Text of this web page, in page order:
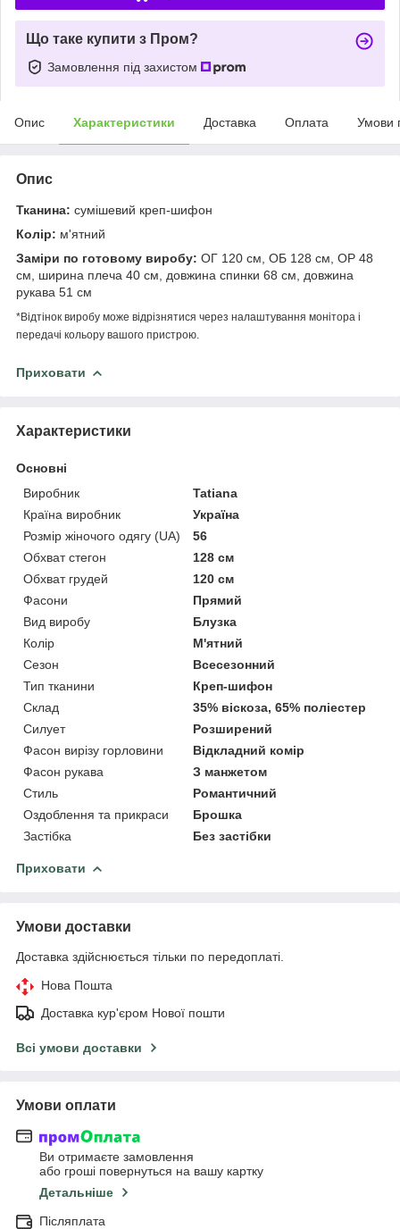
Що таке купити з Пром?
Замовлення під захистом
Опис Характеристики Доставка Оплата Умови
Опис
Тканина: сумішевий креп-шифон
Колір: м'ятний
Заміри по готовому виробу: ОГ 120 см, ОБ 128 см, ОР 48
см, ширина плеча 40 см, довжина спинки 68 см, довжина
рукава 51 см
*Відтінок виробу може відрізнятися через налаштування монітора і
передачі кольору вашого пристрою.
Приховати
Характеристики
Основні
Виробник
Tatiana
Країна виробник
Україна
Розмір жіночого одягу (UA)
56
Обхват стегон
128 см
Обхват грудей
120 см
Фасони
Прямий
Вид виробу
Блузка
Колір
М'ятний
Сезон
Всесезонний
Тип тканини
Креп-шифон
Склад
35% віскоза, 65% поліестер
Силует
Розширений
Фасон вирізу горловини
Відкладний комір
Фасон рукава
З манжетом
Стиль
Романтичний
Оздоблення та прикраси
Брошка
Застібка
Без застібки
Приховати
Умови доставки
Доставка здійснюється тільки по передоплаті.
Нова Пошта
Доставка кур'єром Нової пошти
Всі умови доставки
Умови оплати
Ви отримаєте замовлення
або гроші повернуться на вашу картку
Детальніше
Післяплата